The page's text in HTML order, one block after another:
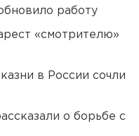
работу
«смотрителю»
в России сочли
о борьбе с